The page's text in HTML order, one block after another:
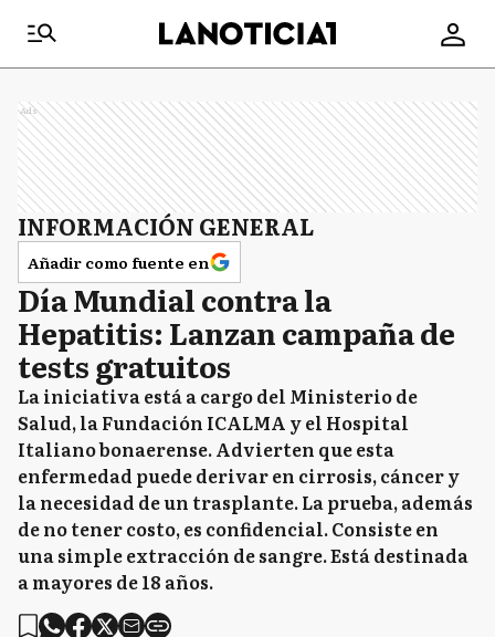
Ads
INFORMACIÓN GENERAL
Añadir como fuente en
Día Mundial contra la
Hepatitis: Lanzan campaña de
tests gratuitos
La iniciativa está a cargo del Ministerio de
Salud, la Fundación ICALMA y el Hospital
Italiano bonaerense. Advierten que esta
enfermedad puede derivar en cirrosis, cáncer y
la necesidad de un trasplante. La prueba, además
de no tener costo, es confidencial. Consiste en
una simple extracción de sangre. Está destinada
a mayores de 18 años.